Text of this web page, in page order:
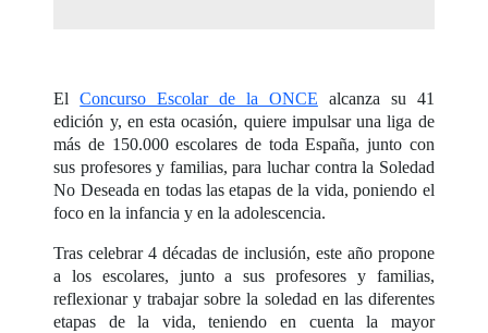
ElConcurso Escolar de la ONCE alcanza su 41
edición y, en esta ocasión, quiere impulsar una liga de
más de 150.000 escolares de toda España, junto con
sus profesores y familias, para luchar contra la Soledad
No Deseada en todas las etapas de la vida, poniendo el
foco en la infancia y en la adolescencia.
Tras celebrar 4 décadas de inclusión, este año propone
a los escolares, junto a sus profesores y familias,
reflexionar y trabajar sobre la soledad en las diferentes
etapas de la vida, teniendo en cuenta la mayor